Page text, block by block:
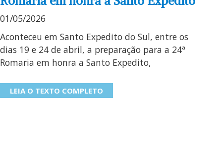
01/05/2026
Aconteceu em Santo Expedito do Sul, entre os
dias 19 e 24 de abril, a preparação para a 24ª
Romaria em honra a Santo Expedito,
LEIA O TEXTO COMPLETO